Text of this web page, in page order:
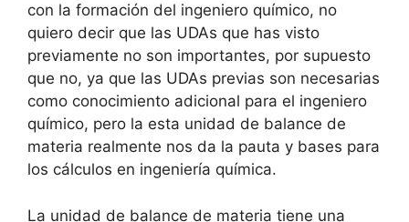
con la formación del ingeniero químico, no
quiero decir que las UDAs que has visto
previamente no son importantes, por supuesto
que no, ya que las UDAs previas son necesarias
como conocimiento adicional para el ingeniero
químico, pero la esta unidad de balance de
materia realmente nos da la pauta y bases para
los cálculos en ingeniería química.
La unidad de balance de materia tiene una